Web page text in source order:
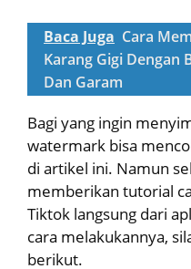
Baca Juga Cara
Karang Gigi Dengan
Dan Garam
Bagi yang ingin
watermark bisa
di artikel ini. Namun
memberikan tutorial
Tiktok langsung dari
cara melakukannya,
berikut.